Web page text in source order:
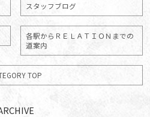
スタッフブログ
各駅からＲＥＬＡＴＩＯＮまでの
道案内
TOP